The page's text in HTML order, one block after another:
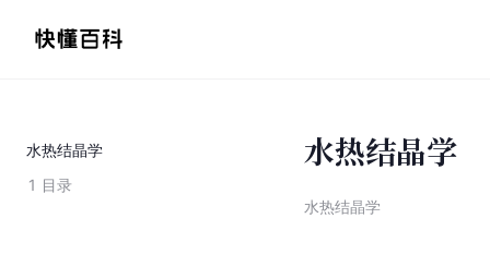
水热结晶学
1 目录
水热结晶学
水热结晶学